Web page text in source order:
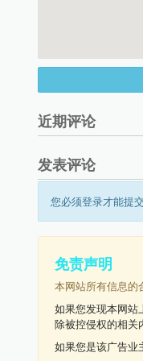
近期评论
发表评论
您必须登录才能提交
免责声明
本网站所有信息的
如果您发现本网站
除被控侵权的相关
如果您是该广告业